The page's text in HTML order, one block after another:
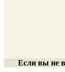
Если вы не